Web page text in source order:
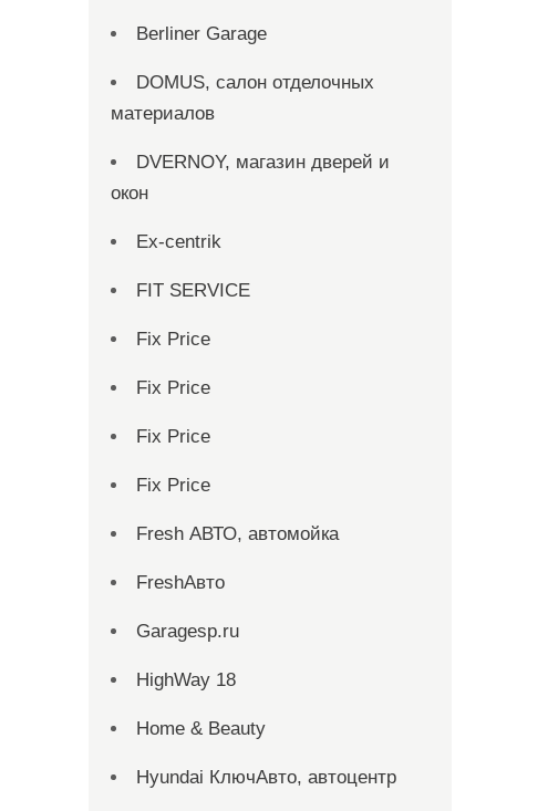
Berliner Garage
DOMUS, салон отделочных
материалов
DVERNOY, магазин дверей и
окон
Ex-centrik
FIT SERVICE
Fix Price
Fix Price
Fix Price
Fix Price
Fresh АВТО, автомойка
FreshАвто
Garagesp.ru
HighWay 18
Home & Beauty
Hyundai КлючАвто, автоцентр